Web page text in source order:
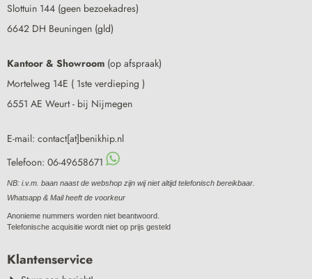
Slottuin 144 (geen bezoekadres)
6642 DH Beuningen (gld)
Kantoor & Showroom (op afspraak)
Mortelweg 14E ( 1ste verdieping )
6551 AE Weurt - bij Nijmegen
E-mail: contact[at]benikhip.nl
Telefoon: 06-49658671
NB: i.v.m. baan naast de webshop zijn wij niet altijd telefonisch bereikbaar.
Whatsapp & Mail heeft de voorkeur
Anonieme nummers worden niet beantwoord.
Telefonische acquisitie wordt niet op prijs gesteld
Klantenservice